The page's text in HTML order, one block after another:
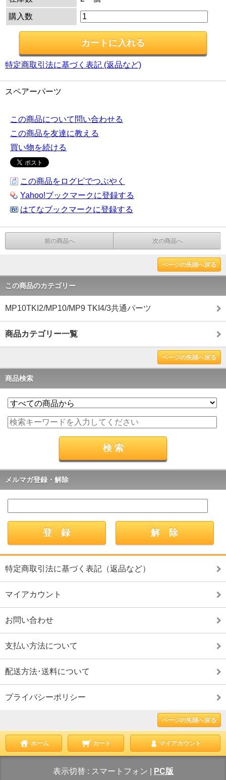
購入数
特定商取引法に基づく表記 (返品など)
スペアーパーツ
この商品について問い合わせる
この商品を友達に教える
買い物を続ける
この商品をログピでつぶやく
Yahoo!ブックマークに登録する
はてなブックマークに登録する
前の商品へ 次の商品へ
ページの先頭へ戻る
この商品のカテゴリー
MP10TKI2/MP10/MP9 TKI4/3共通パーツ
商品カテゴリー一覧
ページの先頭へ戻る
商品検索
メルマガ登録・解除
特定商取引法に基づく表記（返品など）
マイアカウント
お問い合わせ
支払い方法について
配送方法･送料について
プライバシーポリシー
ページの先頭へ戻る
ホーム カート マイアカウント
表示切替 : スマートフォン PC版